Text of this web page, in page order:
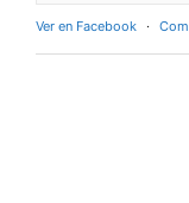
Ver en Facebook ·